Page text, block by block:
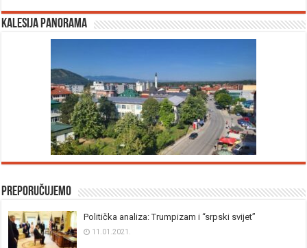
Kalesija panorama
Preporučujemo
Politička analiza: Trumpizam i “srpski svijet”
11.01.2021.